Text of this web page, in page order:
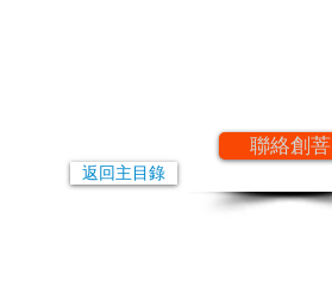
返回主目錄
聯絡創菩